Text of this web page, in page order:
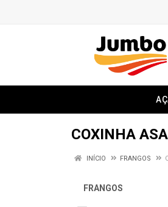
COXINHA ASA
INÍCIO FRANGOS
FRANGOS